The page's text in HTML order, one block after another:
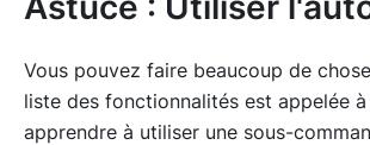
Vous pouvez faire beaucoup de
liste des fonctionnalités est appelée
apprendre à utiliser une sous-